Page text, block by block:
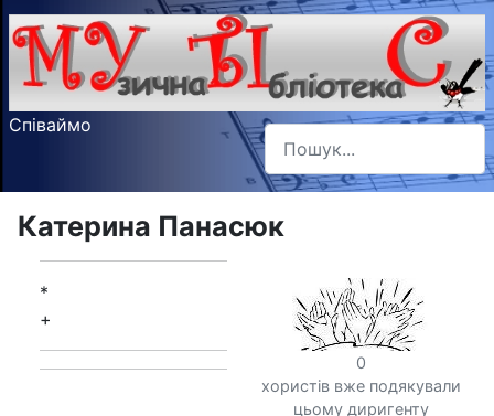
Співаймо Пошук
Type 2 or more characters
Катерина Панасюк
0
хористів вже подякували
цьому диригенту
*
+